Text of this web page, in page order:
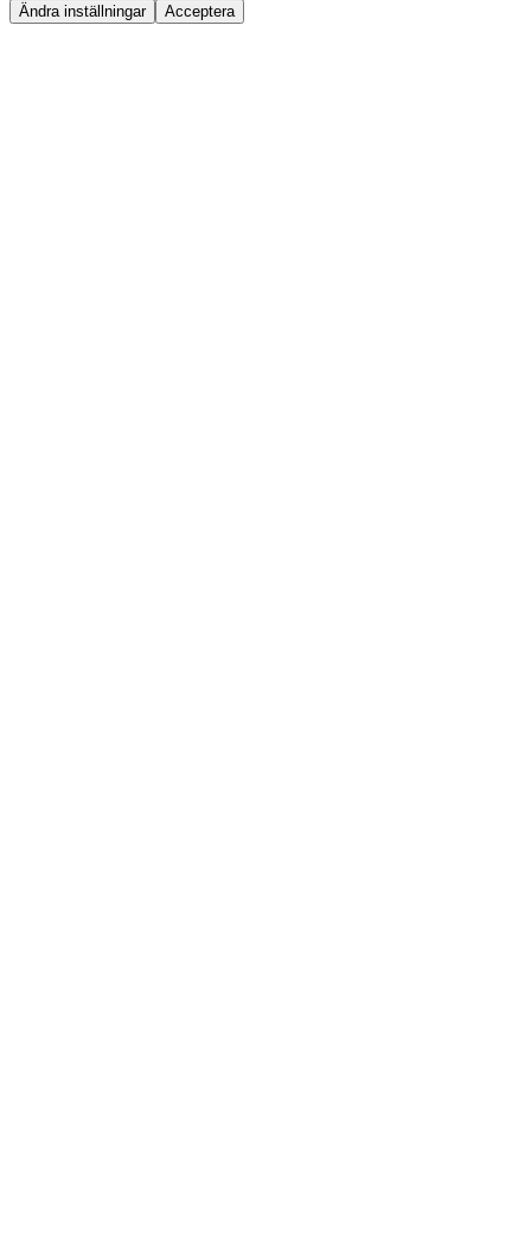
Ändra inställningar Acceptera